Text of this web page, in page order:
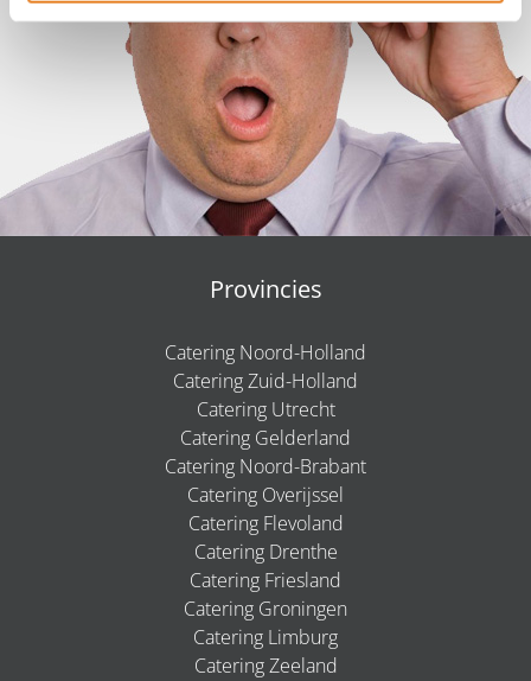
Provincies
Catering Noord-Holland
Catering Zuid-Holland
Catering Utrecht
Catering Gelderland
Catering Noord-Brabant
Catering Overijssel
Catering Flevoland
Catering Drenthe
Catering Friesland
Catering Groningen
Catering Limburg
Catering Zeeland